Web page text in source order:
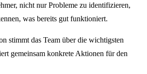
nicht nur Probleme zu identifizieren,
was bereits gut funktioniert.
stimmt das Team über die wichtigsten
gemeinsam konkrete Aktionen für den